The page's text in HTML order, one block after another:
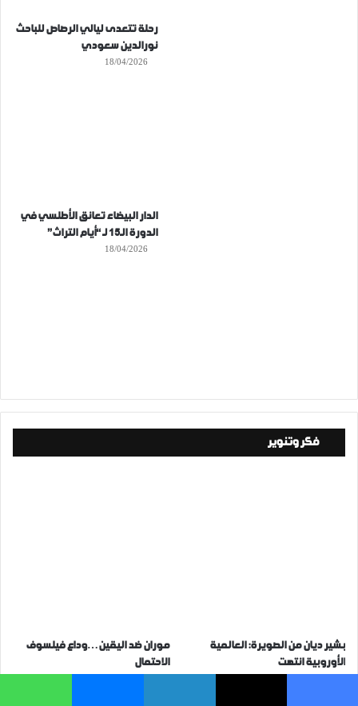
رحلة تتعدى ليالي الرصاص للباحث
نورالدين سعودي
18/04/2026
الدار البيضاء تعانق الأطلسي في
الدورة الـ15 لـ “أيام التراث”
18/04/2026
فكر وتنوير
بشير ديان من الصويرة: العالمية
الأوروبية انتهت
27/06/2026
موران ضد اليقين…وداع فيلسوف
الاحتمال
07/06/2026